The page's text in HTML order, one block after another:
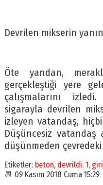
Devrilen mikserin
Öte yandan,
gerçekleştiği yere
çalışmalarını
sigarayla devrilen
izleyen vatandaş,
Düşüncesiz vatandaş
düşünmeden
Etiketler: beton, devrildi: 1,
📆 09 Kasım 2018 Cuma